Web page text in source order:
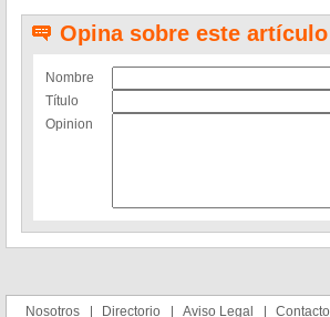
Opina sobre este artículo
Nombre
Título
Opinion
Nosotros Directorio Aviso Legal Contacto